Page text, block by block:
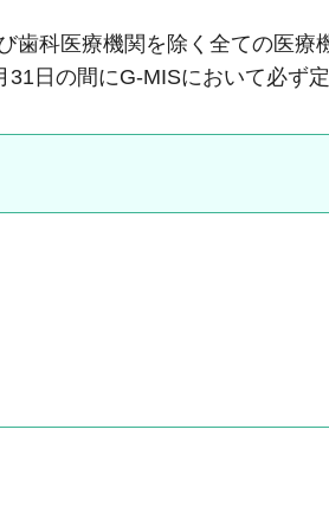
科医療機関を除く全ての医療
日の間にG-MISにおいて必ず